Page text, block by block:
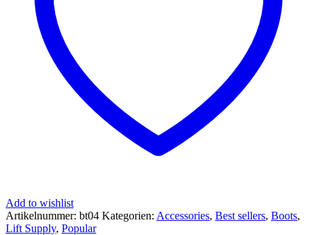
Add to wishlist
Artikelnummer: bt04 Kategorien: Accessories, Best sellers, Boots,
Lift Supply, Popular